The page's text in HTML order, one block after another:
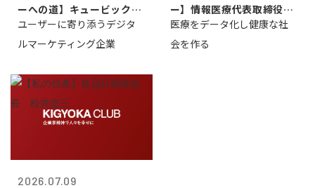
ーへの道】キュービック代
表取締役CE...
ユーザーに寄り添うデジタ
ルマーケティング企業
ー】情報医療代表取締役
原 聖吾
医療をデータ化し健康な社
会を作る
2026.07.09